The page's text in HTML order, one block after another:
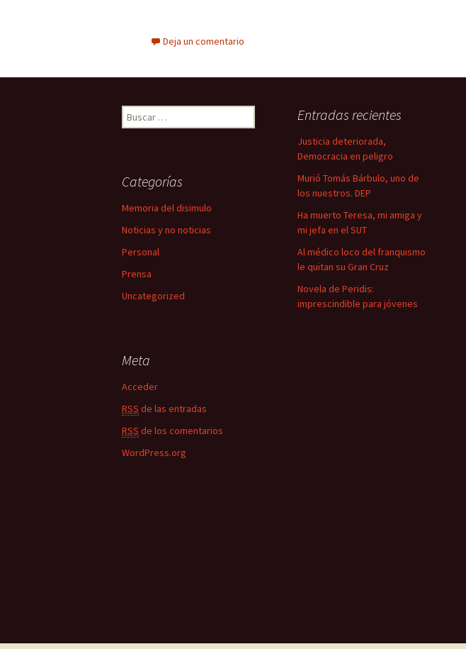
Deja un comentario
B
u
r
:
Entradas recientes
Justicia deteriorada,
Democracia en peligro
Murió Tomás Bárbulo, uno de
los nuestros. DEP
Ha muerto Teresa, mi amiga y
mi jefa en el SUT
Al médico loco del franquismo
le quitan su Gran Cruz
Novela de Peridis:
imprescindible para jóvenes
Categorías
Memoria del disimulo
Noticias y no noticias
Personal
Prensa
Uncategorized
Meta
Acceder
RSS de las entradas
RSS de los comentarios
WordPress.org